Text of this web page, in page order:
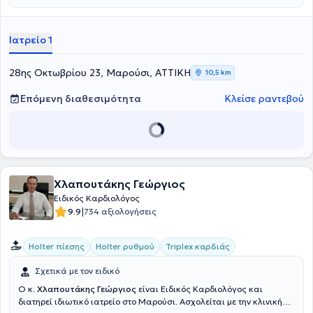
προβλημάτων του.
Ιατρείο 1
28ης Οκτωβρίου 23, Μαρούσι, ΑΤΤΙΚΗ 10,5 km
Επόμενη διαθεσιμότητα Κλείσε ραντεβού
Χλαπουτάκης Γεώργιος
Ειδικός Καρδιολόγος
9.9|734 αξιολογήσεις
Holter πίεσης Holter ρυθμού Triplex καρδιάς
Σχετικά με τον ειδικό
Ο κ. Χλαπουτάκης Γεώργιος είναι Ειδικός Καρδιολόγος και
διατηρεί ιδιωτικό ιατρείο στο Μαρούσι. Ασχολείται με την κλινική